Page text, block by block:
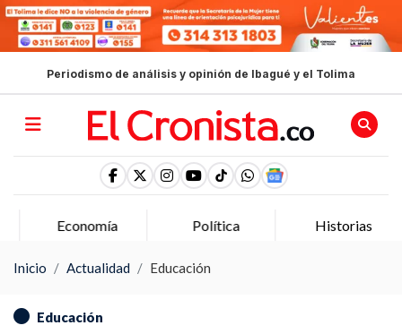
Periodismo de análisis y opinión de Ibagué y el Tolima
Economía Política Historias
Inicio Actualidad Educación
Educación